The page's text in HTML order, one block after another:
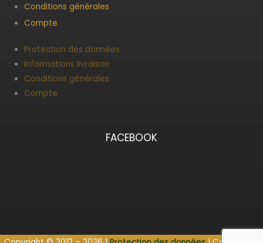
Conditions générales
Compte
Protection des données
Informations livraison
Conditions générales
Compte
FACEBOOK